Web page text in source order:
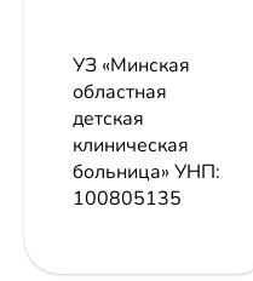
УЗ «Минская
областная
детская
клиническая
больница» УНП:
100805135